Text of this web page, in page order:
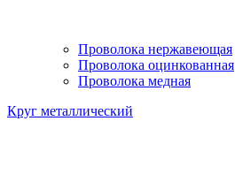
Проволока нержавеющая
Проволока оцинкованная
Проволока медная
Круг металлический